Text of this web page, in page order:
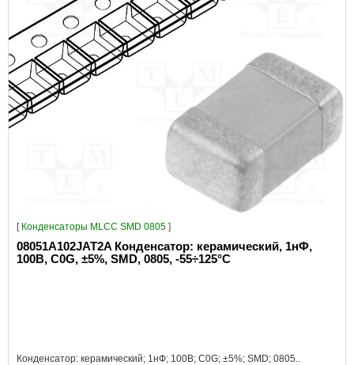
[ Конденсаторы MLCC SMD 0805 ]
08051A102JAT2A Конденсатор: керамический, 1нФ,
100В, C0G, ±5%, SMD, 0805, -55÷125°C
Конденсатор: керамический; 1нФ; 100В; C0G; ±5%; SMD; 0805..